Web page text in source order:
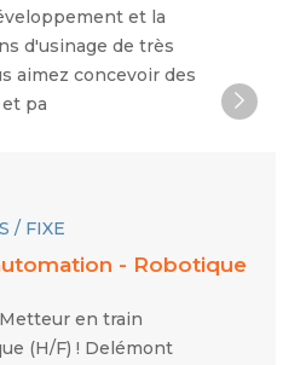
et la
d'usinage de très
aimez concevoir des
pa
/ FIXE
- Robotique
en train
(H/F) ! Delémont